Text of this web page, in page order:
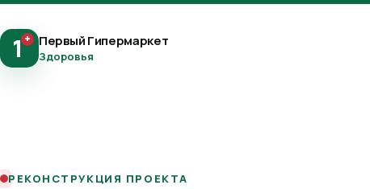
1+ Первый Гипермаркет
Здоровья
РЕКОНСТРУКЦИЯ ПРОЕКТА